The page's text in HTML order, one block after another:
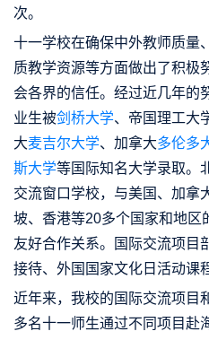
次。
十一学校在确保中外教师质量
质教学资源等方面做出了积极
会各界的信任。经过近几年的
业生被剑桥大学、帝国理工大
大麦吉尔大学、加拿大多伦多
斯大学等国际知名大学录取。
交流窗口学校，与美国、加拿
坡、香港等20多个国家和地区
友好合作关系。国际交流项目
接待、外国国家文化日活动课
近年来，我校的国际交流项目
多名十一师生通过不同项目赴